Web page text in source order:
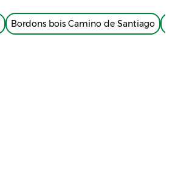
Bordons bois Camino de Santiago